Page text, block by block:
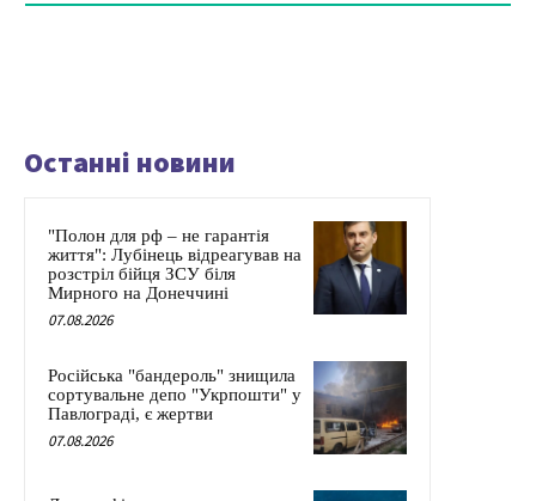
Останні новини
"Полон для рф – не гарантія
життя": Лубінець відреагував на
розстріл бійця ЗСУ біля
Мирного на Донеччині
07.08.2026
Російська "бандероль" знищила
сортувальне депо "Укрпошти" у
Павлограді, є жертви
07.08.2026